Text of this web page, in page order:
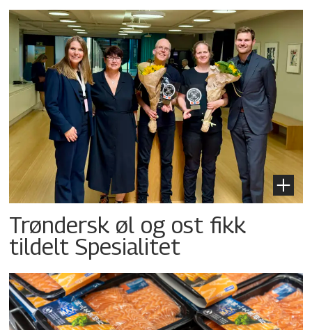
Trøndersk øl og ost fikk
tildelt Spesialitet